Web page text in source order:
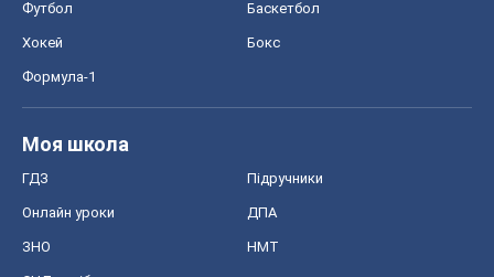
Футбол Баскетбол
Хокей Бокс
Формула-1
Моя школа
ГДЗ Підручники
Онлайн уроки ДПА
ЗНО НМТ